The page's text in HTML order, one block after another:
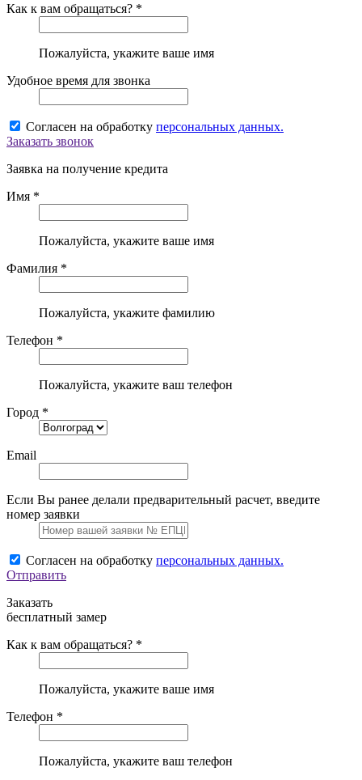
Как к вам обращаться? *
Пожалуйста, укажите ваше имя
Удобное время для звонка
Согласен на обработку персональных данных.
Заказать звонок
Заявка на получение кредита
Имя *
Пожалуйста, укажите ваше имя
Фамилия *
Пожалуйста, укажите фамилию
Телефон *
Пожалуйста, укажите ваш телефон
Город *
Email
Если Вы ранее делали предварительный расчет, введите
номер заявки
Согласен на обработку персональных данных.
Отправить
Заказать
бесплатный замер
Как к вам обращаться? *
Пожалуйста, укажите ваше имя
Телефон *
Пожалуйста, укажите ваш телефон